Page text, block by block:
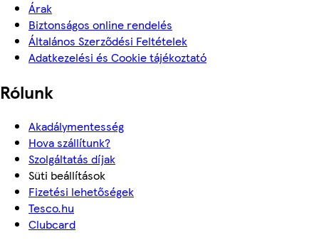
Árak
Biztonságos online rendelés
Általános Szerződési Feltételek
Adatkezelési és Cookie tájékoztató
Rólunk
Akadálymentesség
Hova szállítunk?
Szolgáltatás díjak
Süti beállítások
Fizetési lehetőségek
Tesco.hu
Clubcard